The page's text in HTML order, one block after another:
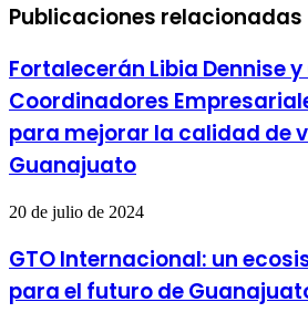
Publicaciones relacionadas
Fortalecerán Libia Dennise
Coordinadores
para mejorar la calidad de
Guanajuato
20 de julio de 2024
GTO Internacional: un
para el futuro de